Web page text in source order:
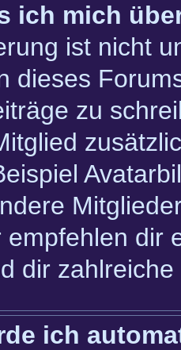
ich mich
ist nicht
dieses
zu
empfehlen dir
dir
ich